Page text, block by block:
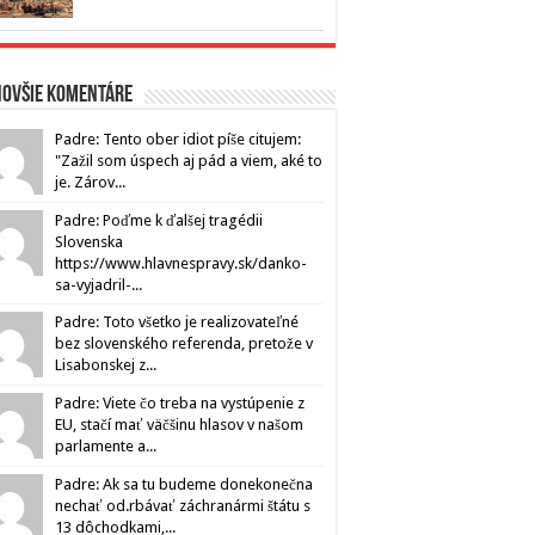
komentáre
Padre: Tento ober idiot píše citujem:
"Zažil som úspech aj pád a viem, aké to
je. Zárov...
Padre: Poďme k ďalšej tragédii
Slovenska
https://www.hlavnespravy.sk/danko-
sa-vyjadril-...
Padre: Toto všetko je realizovateľné
bez slovenského referenda, pretože v
Lisabonskej z...
Padre: Viete čo treba na vystúpenie z
EU, stačí mať väčšinu hlasov v našom
parlamente a...
Padre: Ak sa tu budeme donekonečna
nechať od.rbávať záchranármi štátu s
13 dôchodkami,...